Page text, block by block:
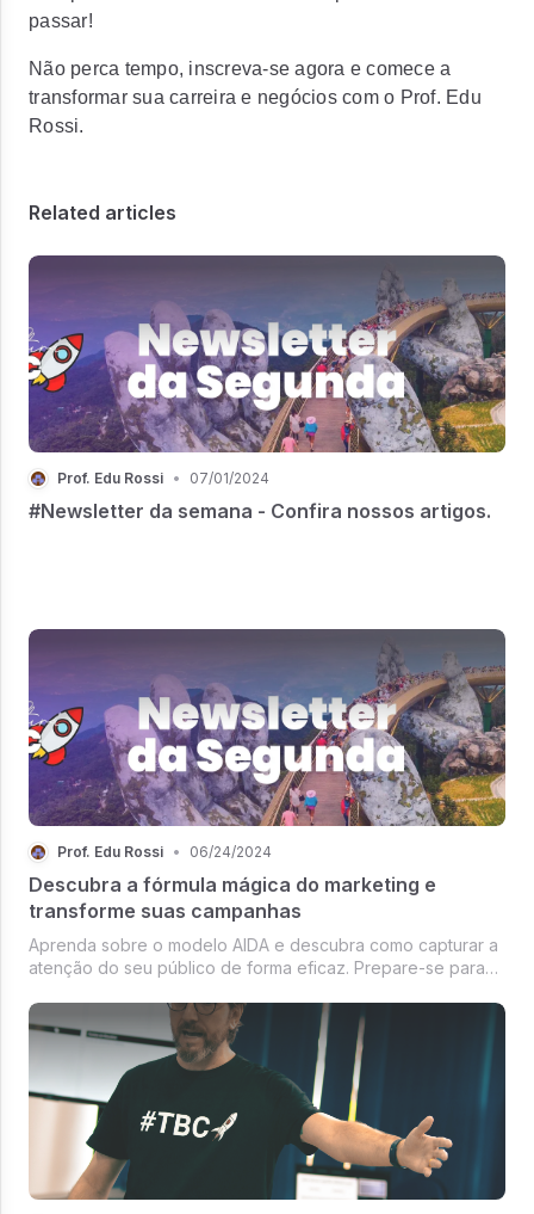
passar!
Não perca tempo, inscreva-se agora e comece a
transformar sua carreira e negócios com o Prof. Edu
Rossi.
Related articles
Prof. Edu Rossi • 07/01/2024
#Newsletter da semana - Confira nossos artigos.
Prof. Edu Rossi • 06/24/2024
Descubra a fórmula mágica do marketing e
transforme suas campanhas
Aprenda sobre o modelo AIDA e descubra como capturar a
atenção do seu público de forma eficaz. Prepare-se para